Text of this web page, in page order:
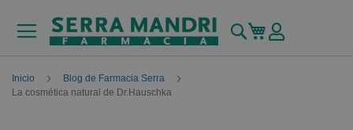
Buscar
Mi carrito
Inicio
Blog de Farmacia Serra
La cosmética natural de Dr.Hauschka